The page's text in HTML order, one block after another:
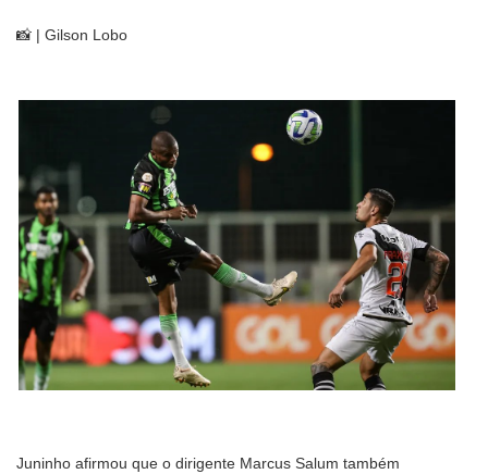
📸 | Gilson Lobo
Juninho afirmou que o dirigente Marcus Salum também